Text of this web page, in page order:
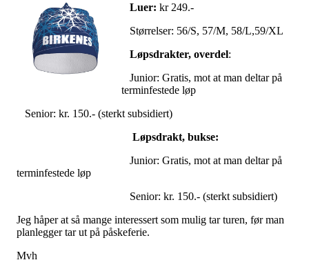
Luer: kr 249.-
Størrelser: 56/S, 57/M, 58/L,59/XL
Løpsdrakter, overdel:
Junior: Gratis, mot at man deltar på
terminfestede løp
Senior: kr. 150.- (sterkt subsidiert)
Løpsdrakt, bukse:
Junior: Gratis, mot at man deltar på
terminfestede løp
Senior: kr. 150.- (sterkt subsidiert)
Jeg håper at så mange interessert som mulig tar turen, før man
planlegger tar ut på påskeferie.
Mvh